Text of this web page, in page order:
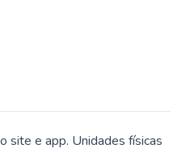
site e app. Unidades físicas